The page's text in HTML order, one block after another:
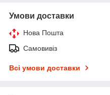
Умови доставки
Нова Пошта
Самовивіз
Всі умови доставки